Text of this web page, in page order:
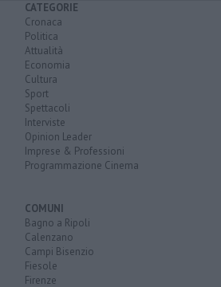
CATEGORIE
Cronaca
Politica
Attualità
Economia
Cultura
Sport
Spettacoli
Interviste
Opinion Leader
Imprese & Professioni
Programmazione Cinema
COMUNI
Bagno a Ripoli
Calenzano
Campi Bisenzio
Fiesole
Firenze